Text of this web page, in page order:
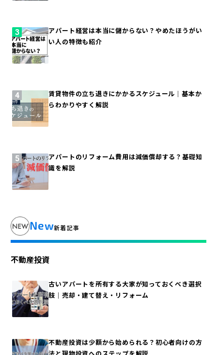
アパート経営は本当に儲からない？やめたほうがい
い人の特徴も紹介
賃貸物件の立ち退きにかかるスケジュール｜基本か
らわかりやすく解説
アパートのリフォーム費用は減価償却する？基礎知
識を解説
New新着記事
不動産投資
古いアパートを所有する大家が知っておくべき選択
肢｜売却・建て替え・リフォーム
不動産投資は少額から始められる？初心者向けの方